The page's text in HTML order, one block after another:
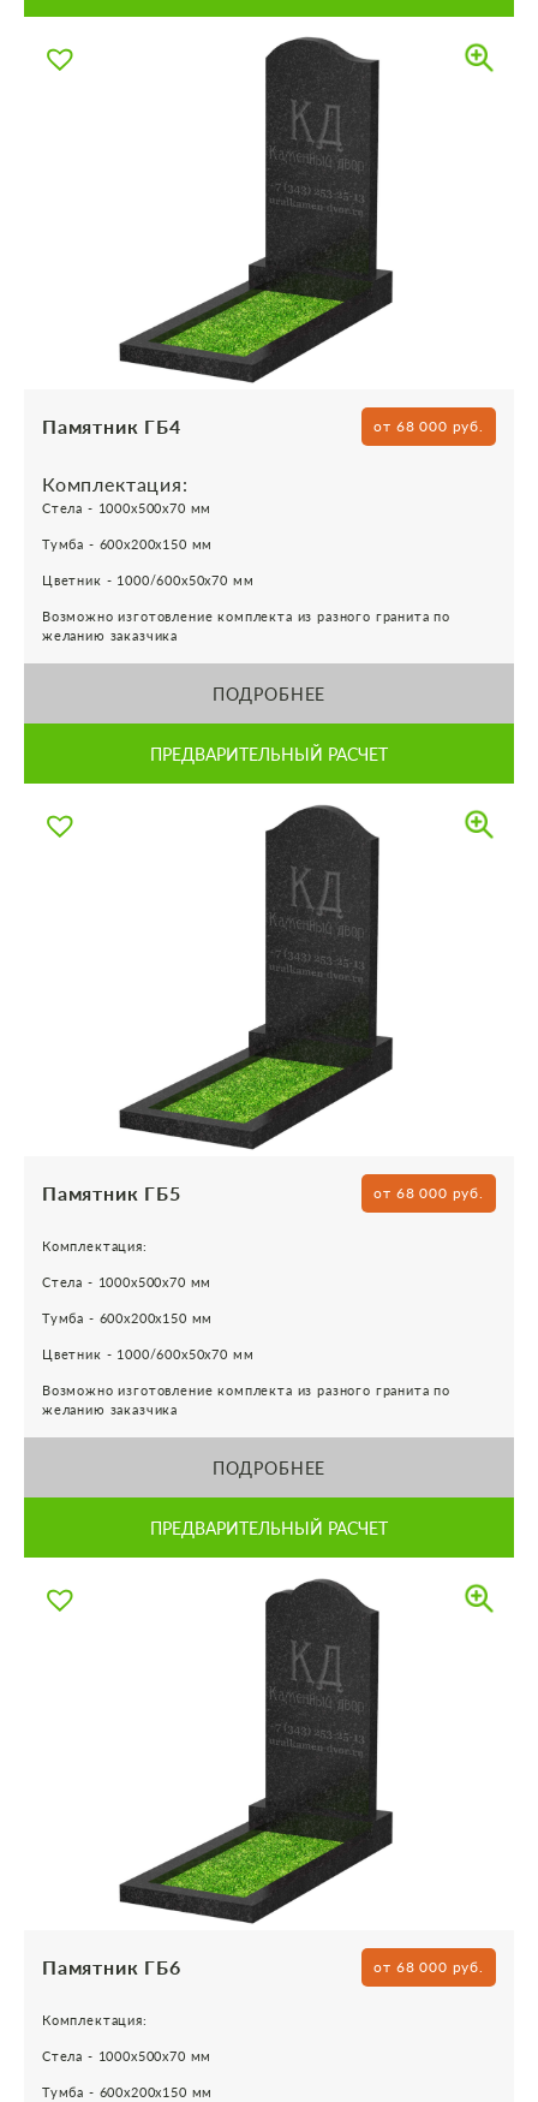
Памятник ГБ4 от 68 000 руб.
Комплектация:
Стела - 1000х500х70 мм
Тумба - 600х200х150 мм
Цветник - 1000/600х50х70 мм
Возможно изготовление комплекта из разного гранита по
желанию заказчика
ПОДРОБНЕЕ
ПРЕДВАРИТЕЛЬНЫЙ РАСЧЕТ
Памятник ГБ5 от 68 000 руб.
Комплектация:
Стела - 1000х500х70 мм
Тумба - 600х200х150 мм
Цветник - 1000/600х50х70 мм
Возможно изготовление комплекта из разного гранита по
желанию заказчика
ПОДРОБНЕЕ
ПРЕДВАРИТЕЛЬНЫЙ РАСЧЕТ
Памятник ГБ6 от 68 000 руб.
Комплектация:
Стела - 1000х500х70 мм
Тумба - 600х200х150 мм